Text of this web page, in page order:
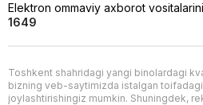
Elektron ommaviy axborot
1649
Toshkent shahridagi yangi binolardagi
bizning veb-saytimizda istalgan
joylashtirishingiz mumkin. Shuningdek,